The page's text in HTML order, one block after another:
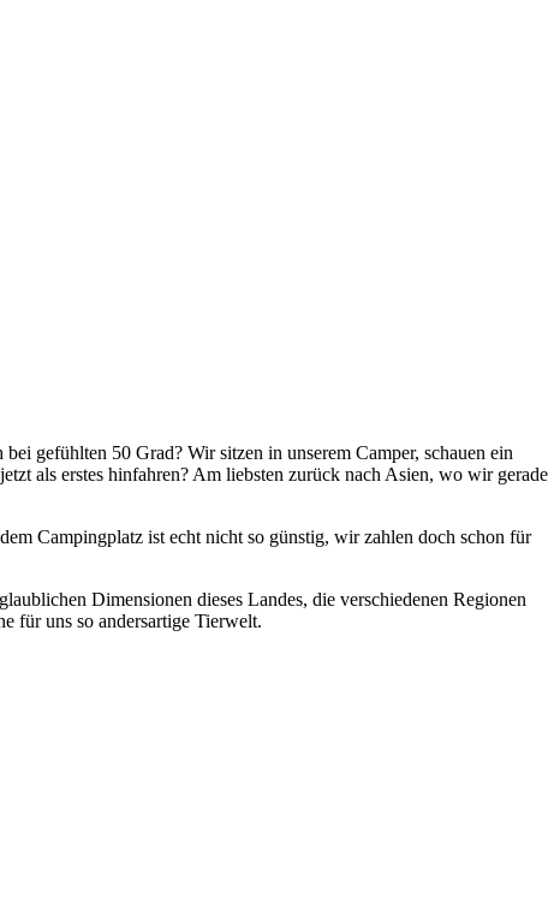
gefühlten 50 Grad? Wir sitzen in unserem Camper, schauen ein
als erstes hinfahren? Am liebsten zurück nach Asien, wo wir gerade
Campingplatz ist echt nicht so günstig, wir zahlen doch schon für
Dimensionen dieses Landes, die verschiedenen Regionen
für uns so andersartige Tierwelt.